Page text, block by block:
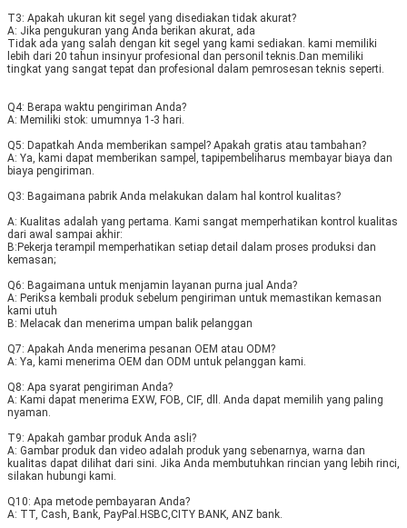
T3: Apakah ukuran kit segel yang disediakan tidak akurat?
A: Jika pengukuran yang Anda berikan akurat, ada
Tidak ada yang salah dengan kit segel yang kami sediakan. kami memiliki
lebih dari 20 tahun insinyur profesional dan personil teknis.Dan memiliki
tingkat yang sangat tepat dan profesional dalam pemrosesan teknis seperti.
Q4: Berapa waktu pengiriman Anda?
A: Memiliki stok: umumnya 1-3 hari.
Q5: Dapatkah Anda memberikan sampel? Apakah gratis atau tambahan?
A: Ya, kami dapat memberikan sampel, tapipembeli harus membayar biaya dan
biaya pengiriman.
Q3: Bagaimana pabrik Anda melakukan dalam hal kontrol kualitas?
A: Kualitas adalah yang pertama. Kami sangat memperhatikan kontrol kualitas
dari awal sampai akhir:
B:Pekerja terampil memperhatikan setiap detail dalam proses produksi dan
kemasan;
Q6: Bagaimana untuk menjamin layanan purna jual Anda?
A: Periksa kembali produk sebelum pengiriman untuk memastikan kemasan
kami utuh
B: Melacak dan menerima umpan balik pelanggan
Q7: Apakah Anda menerima pesanan OEM atau ODM?
A: Ya, kami menerima OEM dan ODM untuk pelanggan kami.
Q8: Apa syarat pengiriman Anda?
A: Kami dapat menerima EXW, FOB, CIF, dll. Anda dapat memilih yang paling
nyaman.
T9: Apakah gambar produk Anda asli?
A: Gambar produk dan video adalah produk yang sebenarnya, warna dan
kualitas dapat dilihat dari sini. Jika Anda membutuhkan rincian yang lebih rinci,
silakan hubungi kami.
Q10: Apa metode pembayaran Anda?
A: TT, Cash, Bank, PayPal.HSBC,CITY BANK, ANZ bank.